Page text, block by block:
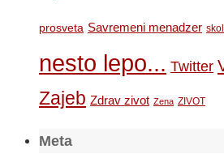
prosveta Savremeni menadzer
nesto lepo... Twitter
Zajeb Zdrav zivot Zena ZIVOT
Meta